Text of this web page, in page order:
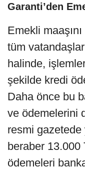
Garanti’den
Emekli
tüm
halinde,
şekilde kredi
Daha önce bu
ve ödemelerini
resmi gazetede
beraber 13.000
ödemeleri